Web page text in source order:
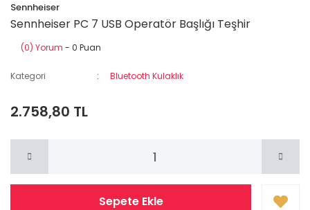
Sennheiser
Sennheiser PC 7 USB Operatör Başlığı Teşhir
(0) Yorum - 0 Puan
Kategori Bluetooth Kulaklık
2.758,80 TL
Sepete Ekle